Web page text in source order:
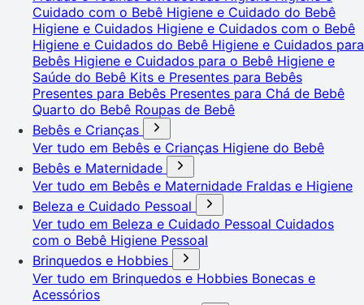
Cuidado com o Bebê Higiene e Cuidado do Bebê
Higiene e Cuidados Higiene e Cuidados com o Bebê
Higiene e Cuidados do Bebê Higiene e Cuidados para
Bebês Higiene e Cuidados para o Bebê Higiene e
Saúde do Bebê Kits e Presentes para Bebês
Presentes para Bebês Presentes para Chá de Bebê
Quarto do Bebê Roupas de Bebê
Bebês e Crianças
Ver tudo em Bebês e Crianças Higiene do Bebê
Bebês e Maternidade
Ver tudo em Bebês e Maternidade Fraldas e Higiene
Beleza e Cuidado Pessoal
Ver tudo em Beleza e Cuidado Pessoal Cuidados
com o Bebê Higiene Pessoal
Brinquedos e Hobbies
Ver tudo em Brinquedos e Hobbies Bonecas e
Acessórios